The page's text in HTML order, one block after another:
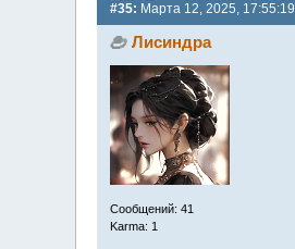
#35: Марта 12, 2025, 17:55:19
Лисиндра
Сообщений: 41
Karma: 1